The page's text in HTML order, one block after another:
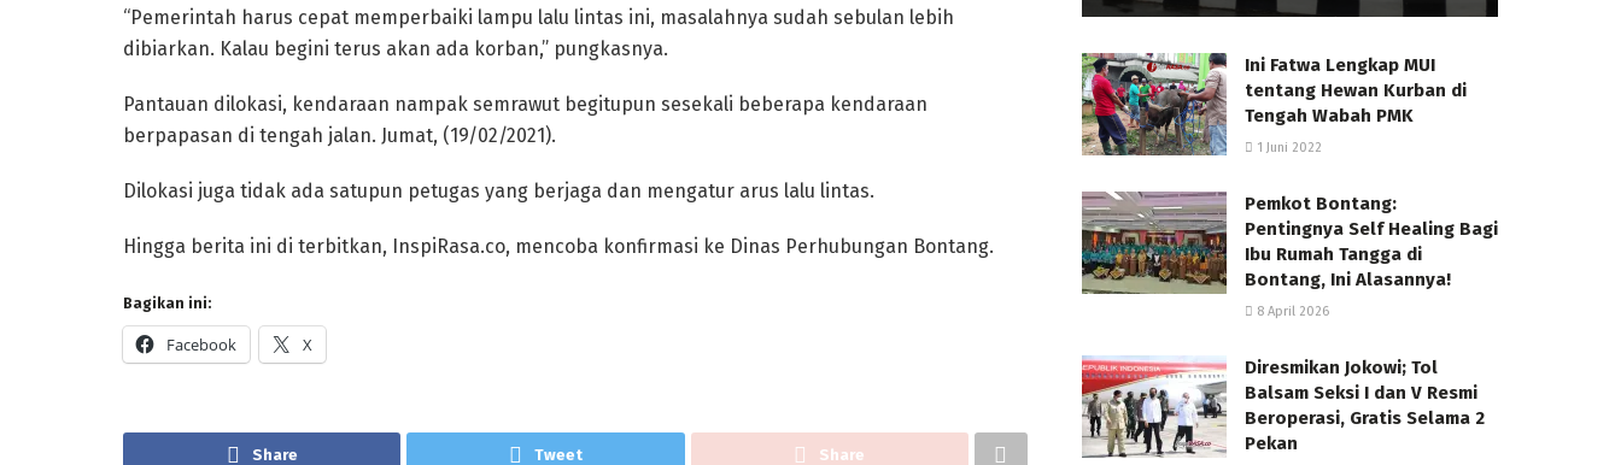
“Pemerintah harus cepat memperbaiki lampu lalu lintas ini, masalahnya sudah sebulan lebih
dibiarkan. Kalau begini terus akan ada korban,” pungkasnya.
Pantauan dilokasi, kendaraan nampak semrawut begitupun sesekali beberapa kendaraan
berpapasan di tengah jalan. Jumat, (19/02/2021).
Dilokasi juga tidak ada satupun petugas yang berjaga dan mengatur arus lalu lintas.
Hingga berita ini di terbitkan, InspiRasa.co, mencoba konfirmasi ke Dinas Perhubungan Bontang.
Bagikan ini:
Facebook X
Share Tweet Share
Ini Fatwa Lengkap MUI
tentang Hewan Kurban di
Tengah Wabah PMK
1 Juni 2022
Pemkot Bontang:
Pentingnya Self Healing Bagi
Ibu Rumah Tangga di
Bontang, Ini Alasannya!
8 April 2026
Diresmikan Jokowi; Tol
Balsam Seksi I dan V Resmi
Beroperasi, Gratis Selama 2
Pekan